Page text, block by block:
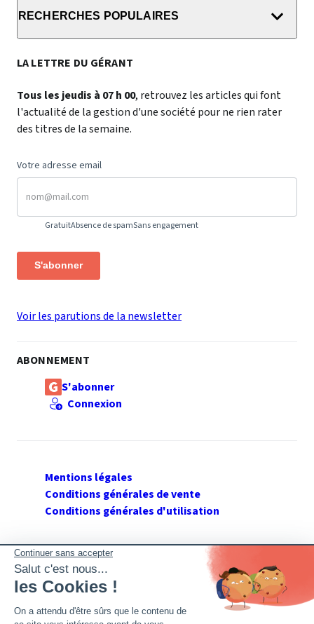
RECHERCHES POPULAIRES
LA LETTRE DU GÉRANT
Tous les jeudis à 07 h 00, retrouvez les articles qui font
l'actualité de la gestion d'une société pour ne rien rater
des titres de la semaine.
Votre adresse email
GratuitAbsence de spamSans engagement
S'abonner
Voir les parutions de la newsletter
ABONNEMENT
S'abonner
Connexion
Mentions légales
Conditions générales de vente
Conditions générales d'utilisation
SUIVEZ GERANT DE SARL